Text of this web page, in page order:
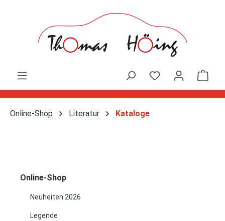
Online-Shop Literatur Kataloge
Online-Shop
Neuheiten 2026
Legende